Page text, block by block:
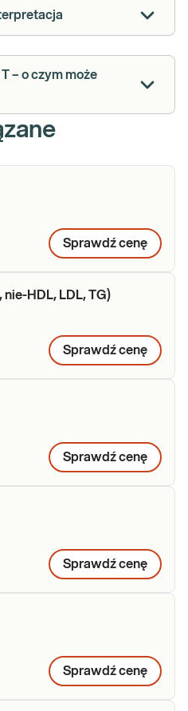
– o czym może
Sprawdź cenę
nie-HDL, LDL, TG)
Sprawdź cenę
Sprawdź cenę
Sprawdź cenę
Sprawdź cenę